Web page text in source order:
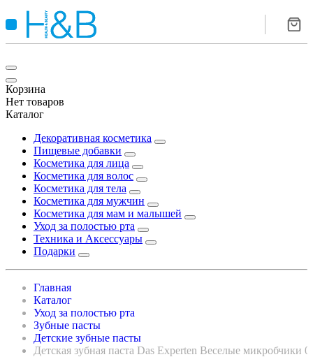
Корзина
Нет товаров
Каталог
Декоративная косметика
Пищевые добавки
Косметика для лица
Косметика для волос
Косметика для тела
Косметика для мужчин
Косметика для мам и малышей
Уход за полостью рта
Техника и Аксессуары
Подарки
Главная
Каталог
Уход за полостью рта
Зубные пасты
Детские зубные пасты
Детская зубная паста Das Experten Веселые микробчики